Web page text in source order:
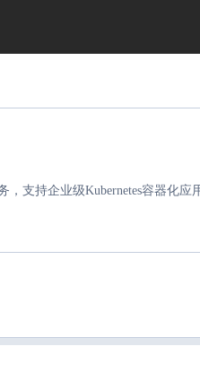
，支持企业级Kubernetes容器化